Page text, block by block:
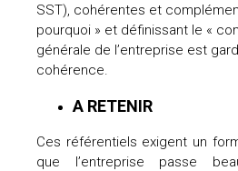
SST), cohérentes et
pourquoi » et définissant le «
générale de l’entreprise est
cohérence.
A RETENIR
Ces référentiels exigent un
que l’entreprise passe